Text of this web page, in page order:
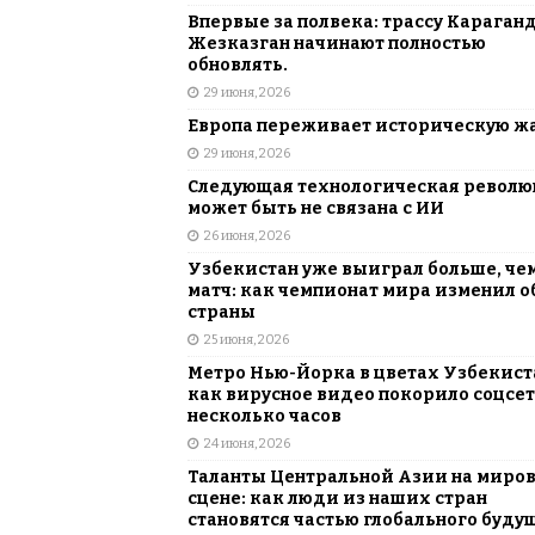
Впервые за полвека: трассу
Жезказган начинают полностью
обновлять.
29 июня, 2026
Европа переживает историческую
29 июня, 2026
Следующая технологическая
может быть не связана с ИИ
26 июня, 2026
Узбекистан уже выиграл больше,
матч: как чемпионат мира изменил
страны
25 июня, 2026
Метро Нью-Йорка в цветах
как вирусное видео покорило
несколько часов
24 июня, 2026
Таланты Центральной Азии на
сцене: как люди из наших стран
становятся частью глобального